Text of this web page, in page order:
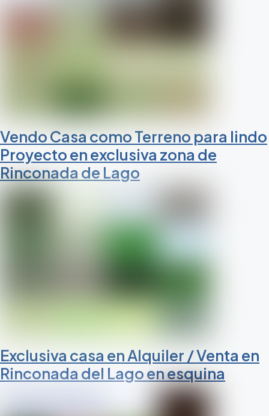
Vendo Casa como Terreno para lindo
Proyecto en exclusiva zona de
Rinconada de Lago
Exclusiva casa en Alquiler / Venta en
Rinconada del Lago en esquina